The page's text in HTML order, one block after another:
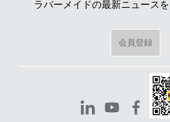
ラバーメイドの最新ニュースを
会員登録